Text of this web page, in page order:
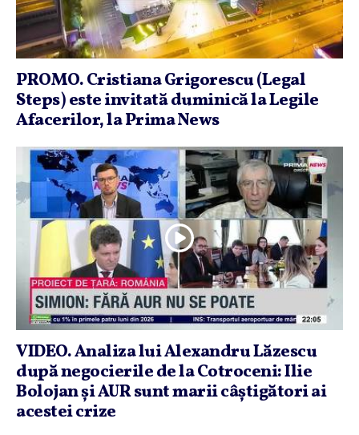
PROMO. Cristiana Grigorescu (Legal
Steps) este invitată duminică la Legile
Afacerilor, la Prima News
VIDEO. Analiza lui Alexandru Lăzescu
după negocierile de la Cotroceni: Ilie
Bolojan şi AUR sunt marii câştigători ai
acestei crize